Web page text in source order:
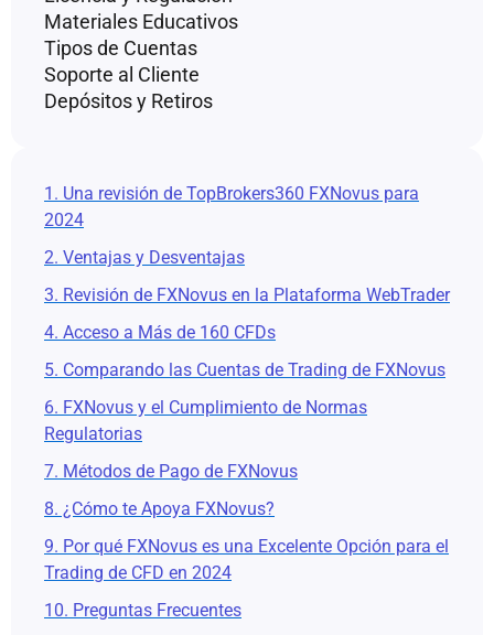
Materiales Educativos
Tipos de Cuentas
Soporte al Cliente
Depósitos y Retiros
1. Una revisión de TopBrokers360 FXNovus para
2024
2. Ventajas y Desventajas
3. Revisión de FXNovus en la Plataforma WebTrader
4. Acceso a Más de 160 CFDs
5. Comparando las Cuentas de Trading de FXNovus
6. FXNovus y el Cumplimiento de Normas
Regulatorias
7. Métodos de Pago de FXNovus
8. ¿Cómo te Apoya FXNovus?
9. Por qué FXNovus es una Excelente Opción para el
Trading de CFD en 2024
10. Preguntas Frecuentes